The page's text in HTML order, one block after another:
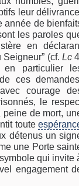
leur
année de
les paroles
en
(cf. Lc
en particulier
ces
courage
le
peine de mort,
toute
détenus un
une Porte
qui invite
engagement